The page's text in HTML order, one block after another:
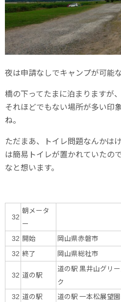
夜は申請なしでキャンプが可能
橋の下ってたまに泊まりますが
それほどでもない場所が多い印
ね。
ただまあ、トイレ問題なんかは
は簡易トイレが置かれていたの
なと想います。
32
朝メータ
ー
32 開始 岡山県赤磐市
32 終了 岡山県総社市
32 道の駅
道の駅 黒井山グリ
ク
32 道の駅 道の駅 一本松展望園